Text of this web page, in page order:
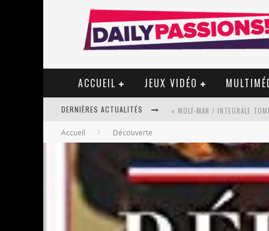
ACCUEIL JEUX VIDÉO
DERNIÈRES ACTUALITÉS « WOLF-MAN / INTEGRALE
« MON VILLAGE RÉVOLTÉ » -
STAR FOX
Accueil Découverte